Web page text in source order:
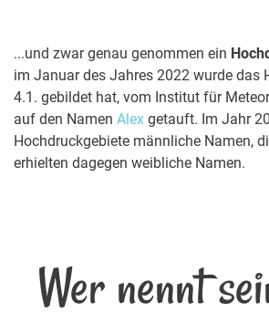
...und zwar genau genommen ein
im Januar des Jahres 2022 wurde das
4.1. gebildet hat, vom Institut für
auf den Namen Alex getauft. Im Jahr
Hochdruckgebiete männliche Namen,
erhielten dagegen weibliche Namen.
Wer nennt